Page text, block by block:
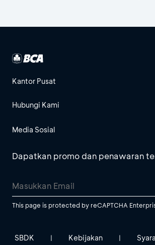
Kantor Pusat
Hubungi Kami
Media Sosial
Dapatkan promo dan penawaran
This page is protected by reCAPTCHA
SBDK | Kebijakan |